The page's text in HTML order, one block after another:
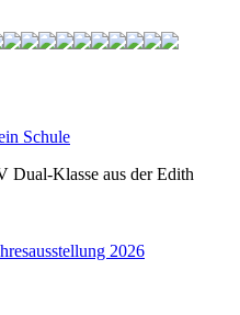
Schule
Dual-Klasse aus der Edith
2026